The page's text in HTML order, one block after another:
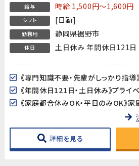
給与 時給 1,500円～1,600円
シフト [日勤]
勤務地 静岡県裾野市
休日 土日休み 年間休日121日
詳細を見る